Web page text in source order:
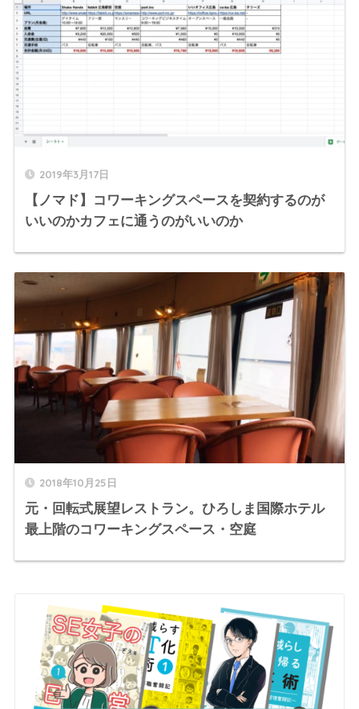
2019年3月17日
【ノマド】コワーキングスペースを契約するのが
いいのかカフェに通うのがいいのか
2018年10月25日
元・回転式展望レストラン。ひろしま国際ホテル
最上階のコワーキングスペース・空庭